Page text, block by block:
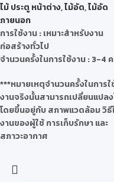
ไม้ ประตู หน้าต่าง,ไม้อัด,ไม้อัด
ภายนอก
การใช้งาน : เหมาะสำหรับงาน
ก่อสร้างทั่วไป
จำนวนครั้งในการใช้งาน : 3-4
***หมายเหตุจำนวนครั้งในการใ
งานจริงนั้นสามารถเปลี่ยนแปล
โดยขึ้นอยู่กับ สภาพแวดล้อม วิธี
งานของผู้ใช้ การเก็บรักษา และ
สภาวะอากาศ